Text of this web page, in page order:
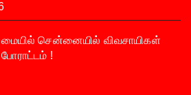
சென்னையில் விவசாயிகள்
!